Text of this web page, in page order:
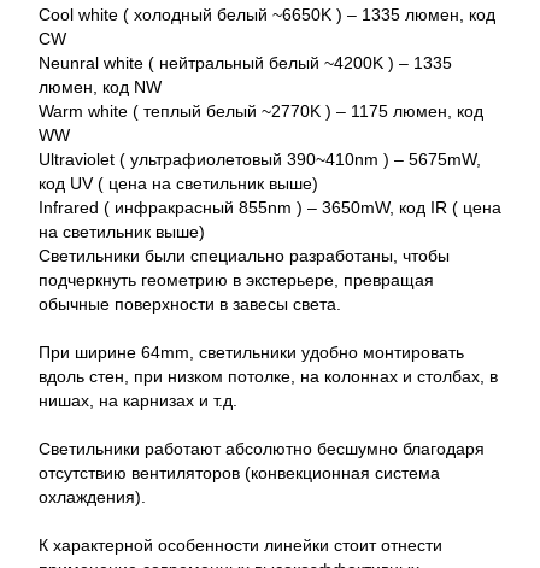
Cool white ( холодный белый ~6650K ) – 1335 люмен, код
CW
Neunral white ( нейтральный белый ~4200K ) – 1335
люмен, код NW
Warm white ( теплый белый ~2770K ) – 1175 люмен, код
WW
Ultraviolet ( ультрафиолетовый 390~410nm ) – 5675mW,
код UV ( цена на светильник выше)
Infrared ( инфракрасный 855nm ) – 3650mW, код IR ( цена
на светильник выше)
Светильники были специально разработаны, чтобы
подчеркнуть геометрию в экстерьере, превращая
обычные поверхности в завесы света.
При ширине 64mm, светильники удобно монтировать
вдоль стен, при низком потолке, на колоннах и столбах, в
нишах, на карнизах и т.д.
Светильники работают абсолютно бесшумно благодаря
отсутствию вентиляторов (конвекционная система
охлаждения).
К характерной особенности линейки стоит отнести